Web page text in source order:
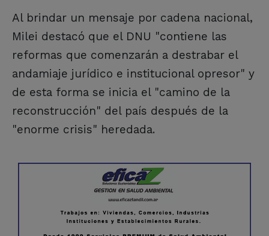
Al brindar un mensaje por cadena nacional,
Milei destacó que el DNU "contiene las
reformas que comenzarán a destrabar el
andamiaje jurídico e institucional opresor" y
de esta forma se inicia el "camino de la
reconstrucción" del país después de la
"enorme crisis" heredada.